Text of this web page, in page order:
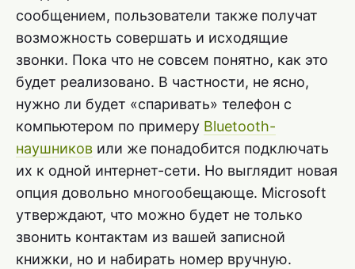
сообщением, пользователи также получат
возможность совершать и исходящие
звонки. Пока что не совсем понятно, как это
будет реализовано. В частности, не ясно,
нужно ли будет «спаривать» телефон с
компьютером по примеру Bluetooth-
наушников или же понадобится подключать
их к одной интернет-сети. Но выглядит новая
опция довольно многообещающе. Microsoft
утверждают, что можно будет не только
звонить контактам из вашей записной
книжки, но и набирать номер вручную.